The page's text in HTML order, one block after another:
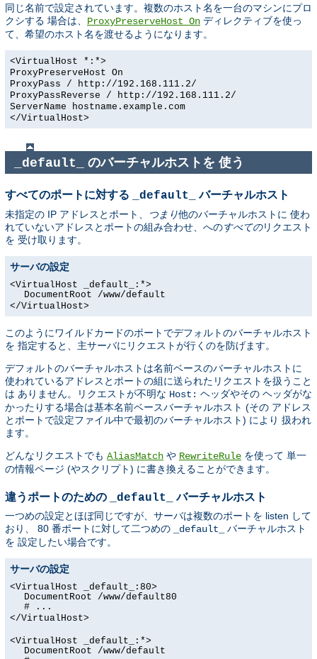
同じ名前で設定されています。複数のホスト名を一台のマシンにプロ
クシする 場合は、 ProxyPreserveHost On ディレクティブを使っ
て、希望のホスト名を渡せるようになります。
<VirtualHost *:*>
ProxyPreserveHost On
ProxyPass / http://192.168.111.2/
ProxyPassReverse / http://192.168.111.2/
ServerName hostname.example.com
</VirtualHost>
_default_ のバーチャルホストを 使う
すべてのポートに対する _default_ バーチャルホスト
未指定の IP アドレスとポート、 つまり他のバーチャルホストに 使わ
れていないアドレスとポートの組み合わせ、へのすべてのリクエスト
を 受け取ります。
サーバの設定
<VirtualHost _default_:*>
DocumentRoot /www/default
</VirtualHost>
このようにワイルドカードのポートでデフォルトのバーチャルホスト
を 指定すると、主サーバにリクエストが行くのを防げます。
デフォルトのバーチャルホストは名前ベースのバーチャルホストに
使われているアドレスとポートの組に送られたリクエストを扱うこと
は ありません。リクエストが不明な Host: ヘッダやその ヘッダがな
かったりする場合は基本名前ベースバーチャルホスト (その アドレス
とポートで設定ファイル中で最初のバーチャルホスト) により 扱われ
ます。
どんなリクエストでも AliasMatch や RewriteRule を使って 単一
の情報ページ (やスクリプト) に書き換えることができます。
違うポートのための _default_ バーチャルホスト
一つめの設定とほぼ同じですが、サーバは複数のポートを listen して
おり、 80 番ポートに対して二つめの
_default_
バーチャルホスト
を 設定したい場合です。
サーバの設定
<VirtualHost _default_:80>
DocumentRoot /www/default80
# ...
</VirtualHost>
<VirtualHost _default_:*>
DocumentRoot /www/default